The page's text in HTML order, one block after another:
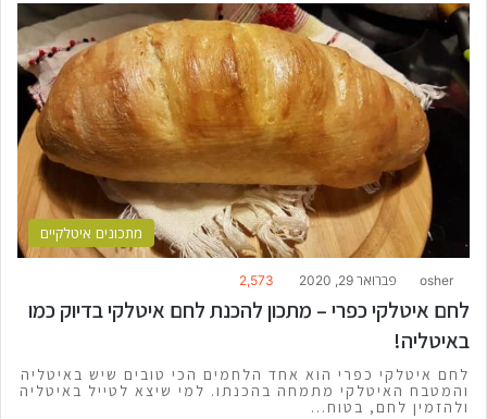
מתכונים איטלקיים
osher פברואר 29, 2020 2,573
לחם איטלקי כפרי – מתכון להכנת לחם איטלקי בדיוק כמו
באיטליה!
לחם איטלקי כפרי הוא אחד הלחמים הכי טובים שיש באיטליה
והמטבח האיטלקי מתמחה בהכנתו. למי שיצא לטייל באיטליה
ולהזמין לחם, בטוח…